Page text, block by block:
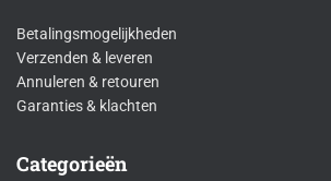
Betalingsmogelijkheden
Verzenden & leveren
Annuleren & retouren
Garanties & klachten
Categorieën